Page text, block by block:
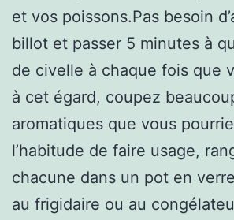
et vos poissons.Pas besoin
billot et passer 5 minutes à
de civelle à chaque fois que
à cet égard, coupez
aromatiques que vous
l’habitude de faire usage,
chacune dans un pot en
au frigidaire ou au